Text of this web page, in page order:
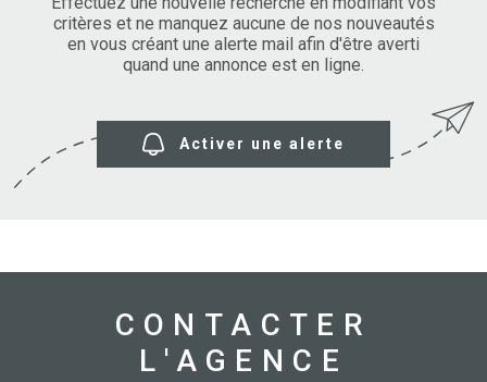
NOS
VENDUS
critères et ne manquez aucune de nos nouveautés
en vous créant une alerte mail afin d'être averti
quand une annonce est en ligne.
Activer une alerte
CONTACTER
L'AGENCE
Pièces
PIÈCES
RÉFÉRENCE
PLUS DE CRITÈRES
RECHERCHER